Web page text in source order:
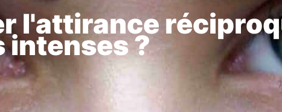
l'attirance
intenses ?